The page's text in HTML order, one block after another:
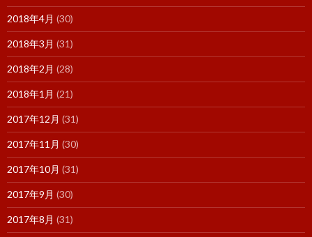
2018年4月 (30)
2018年3月 (31)
2018年2月 (28)
2018年1月 (21)
2017年12月 (31)
2017年11月 (30)
2017年10月 (31)
2017年9月 (30)
2017年8月 (31)